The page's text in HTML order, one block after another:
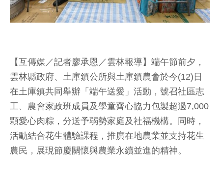
【互傳媒／記者廖承恩／雲林報導】端午節前夕，
雲林縣政府、土庫鎮公所與土庫鎮農會於今(12)日
在土庫鎮共同舉辦「端午送愛」活動，號召社區志
工、農會家政班成員及學童齊心協力包製超過7,000
顆愛心肉粽，分送予弱勢家庭及社福機構。同時，
活動結合花生體驗課程，推廣在地農業並支持花生
農民，展現節慶關懷與農業永續並進的精神。